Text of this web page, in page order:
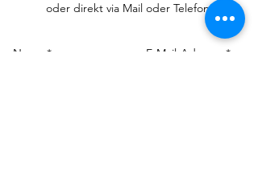
oder direkt via Mail oder Telefon!